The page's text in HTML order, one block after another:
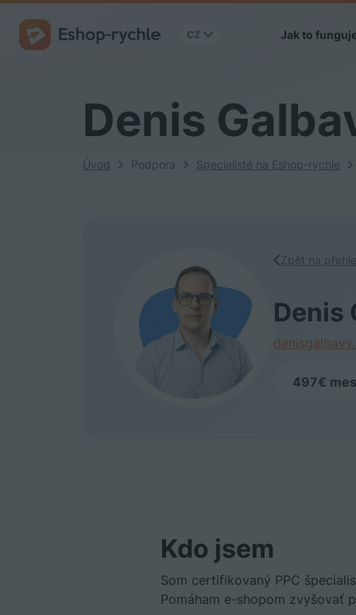
CZ Jak to
Denis
Úvod Podpora Specialisté na Eshop-rychle
Zpět na
Denis
497€
Kdo jsem
Som certifikovaný PPC
Pomáham e-shopom zvyšovať